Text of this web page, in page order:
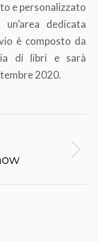
e personalizzato
dedicata
è composto da
di libri e sarà
2020.